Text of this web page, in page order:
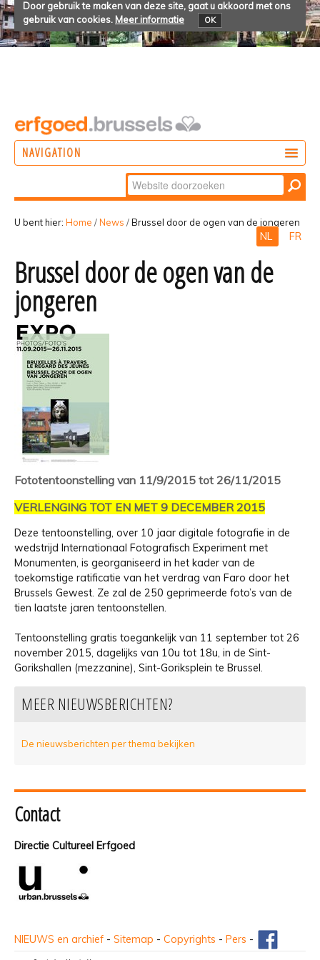
Door gebruik te maken van deze site, gaat u akkoord met ons
gebruik van cookies. Meer informatie OK
NAVIGATION
Zoek
Geavanceerd
zoeken...
U bent hier: Home /News /Brussel door de ogen van de jongeren
NL FR
Brussel door de ogen van de
jongeren
Fototentoonstelling van 11/9/2015 tot 26/11/2015
VERLENGING TOT EN MET 9 DECEMBER 2015
Deze tentoonstelling, over 10 jaar digitale fotografie in de
wedstrijd Internationaal Fotografisch Experiment met
Monumenten, is georganiseerd in het kader van de
toekomstige ratificatie van het verdrag van Faro door het
Brussels Gewest. Ze zal de 250 geprimeerde foto’s van de
tien laatste jaren tentoonstellen.
Tentoonstelling gratis toegankelijk van 11 september tot 26
november 2015, dagelijks van 10u tot 18u, in de Sint-
Gorikshallen (mezzanine), Sint-Goriksplein te Brussel.
MEER NIEUWSBERICHTEN?
De nieuwsberichten per thema bekijken
Contact
Directie Cultureel Erfgoed
NIEUWS en archief - Sitemap - Copyrights - Pers -